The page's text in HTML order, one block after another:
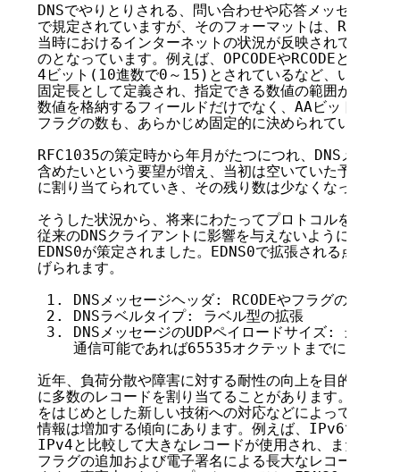
DNSでやりとりされる、問い合わせや応答メッセージ
で規定されていますが、そのフォーマットは、
当時におけるインターネットの状況が反映されており
のとなっています。例えば、OPCODEやRCODEと呼ば
4ビット(10進数で0～15)とされているなど、いくつか
固定長として定義され、指定できる数値の範囲が限定
数値を格納するフィールドだけでなく、AAビットやTC
フラグの数も、あらかじめ固定的に決められています。
RFC1035の策定時から年月がたつにつれ、DNSメッセ
含めたいという要望が増え、当初は空いていた予約・
に割り当てられていき、その残り数は少なくなっていき
そうした状況から、将来にわたってプロトコルを拡張
従来のDNSクライアントに影響を与えないように、
EDNS0が策定されました。EDNS0で拡張される点とし
げられます。
1. DNSメッセージヘッダ: RCODEやフラグの拡張
2. DNSラベルタイプ: ラベル型の拡張
3. DNSメッセージのUDPペイロードサイズ: 最大
    通信可能であれば65535オクテットまでに拡張
近年、負荷分散や障害に対する耐性の向上を目的とし
に多数のレコードを割り当てることがあります。また、
をはじめとした新しい技術への対応などによって、
情報は増加する傾向にあります。例えば、IPv6ではそ
IPv4と比較して大きなレコードが使用され、また、
フラグの追加および電子署名による長大なレコードが